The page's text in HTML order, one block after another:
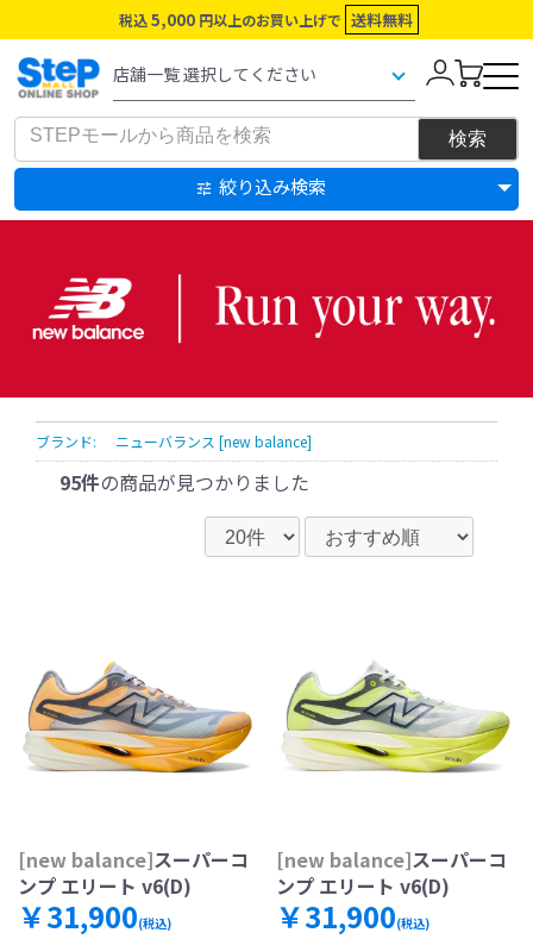
税込 5,000 円以上のお買い上げで 送料無料
絞り込み検索
ブランド: ニューバランス [new balance]
95件の商品が見つかりました
[new balance]スーパーコ
ンプ エリート v6(D)
￥31,900(税込)
[new balance]スーパーコ
ンプ エリート v6(D)
￥31,900(税込)